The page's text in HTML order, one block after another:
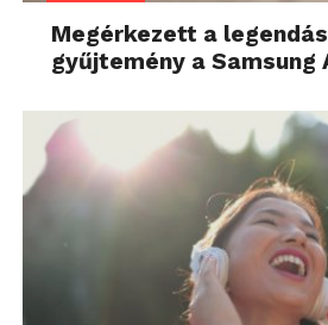
Megérkezett a
gyűjtemény a